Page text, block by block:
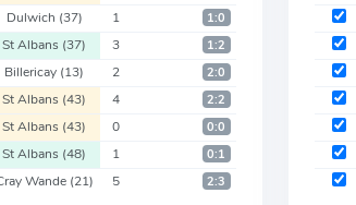
Dulwich (37) 1 1:0
St Albans (37) 3 1:2
Billericay (13) 2 2:0
St Albans (43) 4 2:2
St Albans (43) 0 0:0
St Albans (48) 1 0:1
Wande (21) 5 2:3